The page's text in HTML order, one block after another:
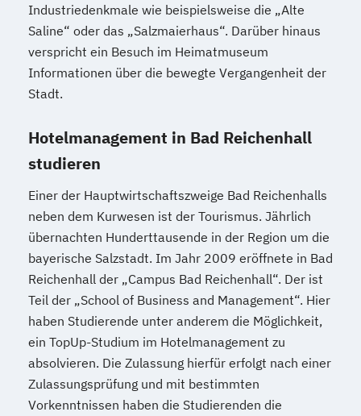
Industriedenkmale wie beispielsweise die „Alte
Saline“ oder das „Salzmaierhaus“. Darüber hinaus
verspricht ein Besuch im Heimatmuseum
Informationen über die bewegte Vergangenheit der
Stadt.
Hotelmanagement in Bad Reichenhall
studieren
Einer der Hauptwirtschaftszweige Bad Reichenhalls
neben dem Kurwesen ist der Tourismus. Jährlich
übernachten Hunderttausende in der Region um die
bayerische Salzstadt. Im Jahr 2009 eröffnete in Bad
Reichenhall der „Campus Bad Reichenhall“. Der ist
Teil der „School of Business and Management“. Hier
haben Studierende unter anderem die Möglichkeit,
ein TopUp-Studium im Hotelmanagement zu
absolvieren. Die Zulassung hierfür erfolgt nach einer
Zulassungsprüfung und mit bestimmten
Vorkenntnissen haben die Studierenden die